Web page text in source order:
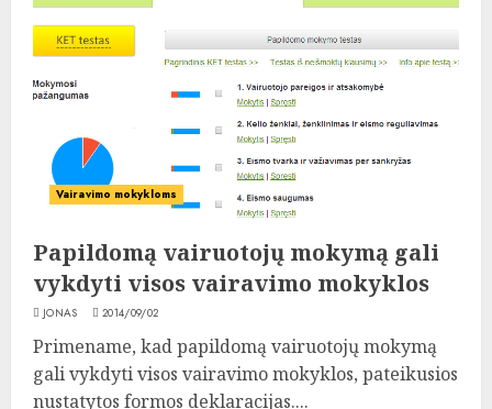
Vairavimo mokykloms
Papildomą vairuotojų mokymą gali
vykdyti visos vairavimo mokyklos
JONAS 2014/09/02
Primename, kad papildomą vairuotojų mokymą
gali vykdyti visos vairavimo mokyklos, pateikusios
nustatytos formos deklaracijas....